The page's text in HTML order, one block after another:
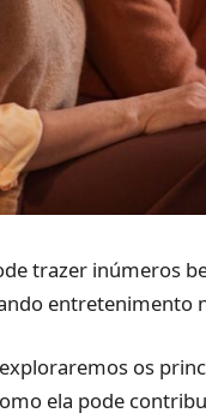
trazer inúmeros
entretenimento
os
ela pode